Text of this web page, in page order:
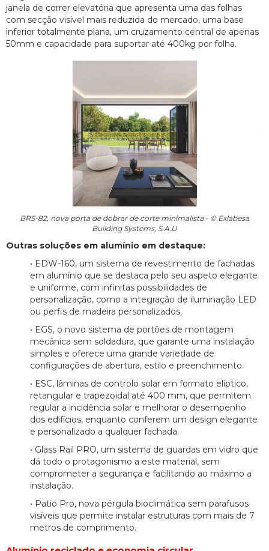
janela de correr elevatória que apresenta uma das folhas
com secção visível mais reduzida do mercado, uma base
inferior totalmente plana, um cruzamento central de apenas
50mm e capacidade para suportar até 400kg por folha.
BRS-82, nova porta de dobrar de corte minimalista - © Exlabesa
Building Systems, S.A.U
Outras soluções em alumínio em destaque:
• EDW-160, um sistema de revestimento de fachadas
em alumínio que se destaca pelo seu aspeto elegante
e uniforme, com infinitas possibilidades de
personalização, como a integração de iluminação LED
ou perfis de madeira personalizados.
• EGS, o novo sistema de portões de montagem
mecânica sem soldadura, que garante uma instalação
simples e oferece uma grande variedade de
configurações de abertura, estilo e preenchimento.
• ESC, lâminas de controlo solar em formato elíptico,
retangular e trapezoidal até 400 mm, que permitem
regular a incidência solar e melhorar o desempenho
dos edifícios, enquanto conferem um design elegante
e personalizado a qualquer fachada.
• Glass Rail PRO, um sistema de guardas em vidro que
dá todo o protagonismo a este material, sem
comprometer a segurança e facilitando ao máximo a
instalação.
• Patio Pro, nova pérgula bioclimática sem parafusos
visíveis que permite instalar estruturas com mais de 7
metros de comprimento.